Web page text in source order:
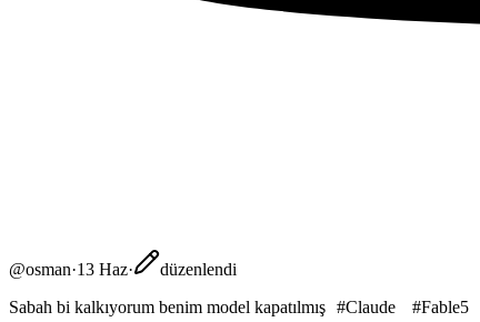
@osman·13 Haz·
düzenlendi
Sabah bi kalkıyorum benim model kapatılmış #Claude #Fable5